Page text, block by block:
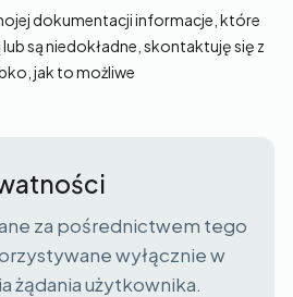
dokumentacji informacje, które
są niedokładne, skontaktuję się z
jak to możliwe
za pośrednictwem tego
wyłącznie w
żądania użytkownika.